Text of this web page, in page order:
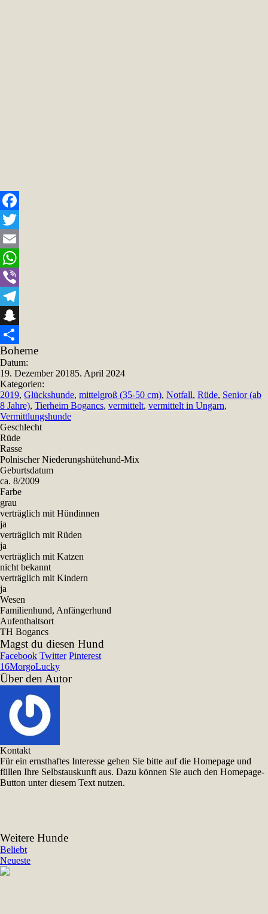
Facebook
Twitter
Email
WhatsApp
Viber
Telegram
Snapchat
Teilen
Boheme
Datum:
19. Dezember 20185. April 2024
Kategorien:
2019, Glückshunde, mittelgroß (35-50 cm), Notfall, Rüde, Senior (ab
8 Jahre), Tierheim Bogancs, vermittelt, vermittelt in Ungarn,
Vermittlungshunde
Geschlecht
Rüde
Rasse
Polnischer Niederungshütehund-Mix
Geburtsdatum
ca. 8/2009
Farbe
grau
verträglich mit Hündinnen
ja
verträglich mit Rüden
ja
verträglich mit Katzen
nicht bekannt
verträglich mit Kindern
ja
Wesen
Familienhund, Anfängerhund
Aufenthaltsort
TH Bogancs
Magst du diesen Hund
Facebook Twitter Pinterest
16MorgoLucky
Über den Autor
Kontakt
Für ein ernsthaftes Interesse gehen Sie bitte auf die Homepage und
füllen Ihre Selbstauskunft aus. Dazu können Sie auch den Homepage-
Button unter diesem Text nutzen.
Weitere Hunde
Beliebt
Neueste